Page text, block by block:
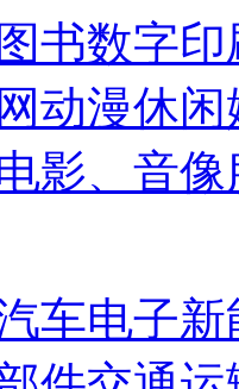
书数字印
动漫休闲
影、音像
车电子新